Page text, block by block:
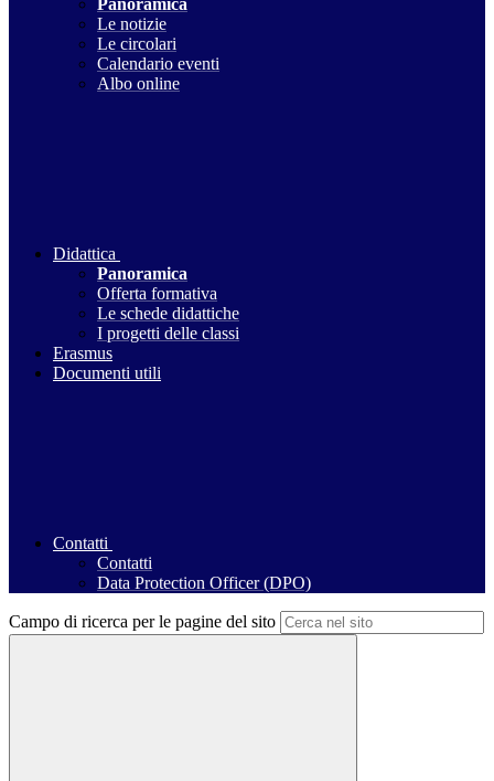
Panoramica
Le notizie
Le circolari
Calendario eventi
Albo online
Didattica
Panoramica
Offerta formativa
Le schede didattiche
I progetti delle classi
Erasmus
Documenti utili
Contatti
Contatti
Data Protection Officer (DPO)
Campo di ricerca per le pagine del sito